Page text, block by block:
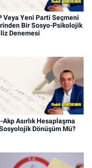
Veya Yeni Parti Seçmeni
Bir Sosyo-Psikolojik
Denemesi
Akp Asırlık Hesaplaşma
Dönüşüm Mü?